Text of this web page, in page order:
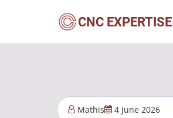
contenu
CNC EXPERTISE
Mathis 4 June 2026